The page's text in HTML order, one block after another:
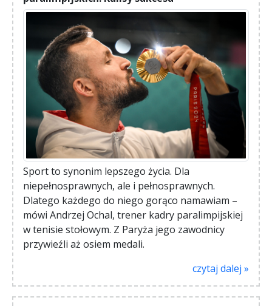
Sport to synonim lepszego życia. Dla
niepełnosprawnych, ale i pełnosprawnych.
Dlatego każdego do niego gorąco namawiam –
mówi Andrzej Ochal, trener kadry paralimpijskiej
w tenisie stołowym. Z Paryża jego zawodnicy
przywieźli aż osiem medali.
czytaj dalej »